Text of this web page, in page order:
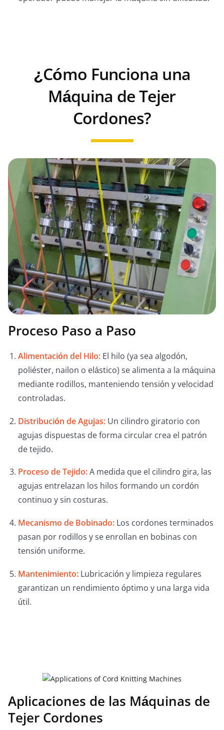
¿Cómo Funciona una
Máquina de Tejer
Cordones?
Proceso Paso a Paso
Alimentación del Hilo: El hilo (ya sea algodón,
poliéster, nailon o elástico) se alimenta a la máquina
mediante rodillos, manteniendo tensión y velocidad
controladas.
Distribución de Agujas: Un cilindro giratorio con
agujas dispuestas de forma circular crea el patrón
de tejido.
Proceso de Tejido:A medida que el cilindro gira, las
agujas entrelazan los hilos formando un cordón
continuo y sin costuras.
Mecanismo de Bobinado: Los cordones terminados
pasan por rodillos y se enrollan en bobinas con
tensión uniforme.
Mantenimiento: Lubricación y limpieza regulares
garantizan un rendimiento óptimo y una larga vida
útil.
Aplicaciones de las Máquinas de
Tejer Cordones